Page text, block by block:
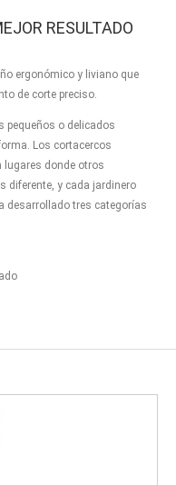
RESULTADO
ergonómico y liviano que
de corte preciso.
pequeños o delicados
Los cortacercos
lugares donde otros
diferente, y cada jardinero
desarrollado tres categorías